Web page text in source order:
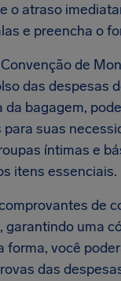
o atraso
e preencha o
de
das despesas
da bagagem,
suas
íntimas e
itens essenciais.
de
garantindo uma
forma, você
das